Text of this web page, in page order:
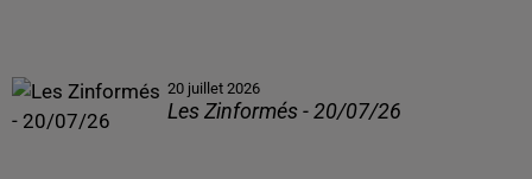
20 juillet 2026
Les Zinformés - 20/07/26